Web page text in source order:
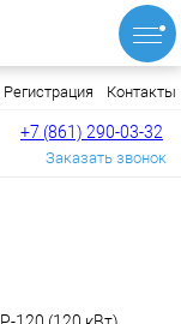
Регистрация Контакты
+7 (861) 290-03-32
Заказать звонок